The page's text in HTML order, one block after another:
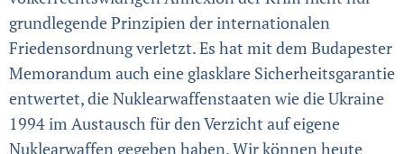
grund­legende Prinzipien der internationalen
Friedensordnung verletzt. Es hat mit dem Budapester
Memorandum auch eine glasklare Sicherheits­garantie
entwertet, die Nuklearwaffenstaaten wie die Ukraine
1994 im Austausch für den Verzicht auf eigene
Nuklearwaffen gegeben haben. Wir können heute